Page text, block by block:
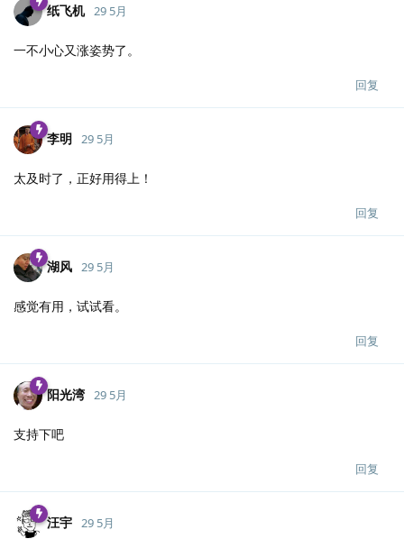
纸飞机 29 5月
一不小心又涨姿势了。
回复
李明 29 5月
太及时了，正好用得上！
回复
湖风 29 5月
感觉有用，试试看。
回复
阳光湾 29 5月
支持下吧
回复
汪宇 29 5月